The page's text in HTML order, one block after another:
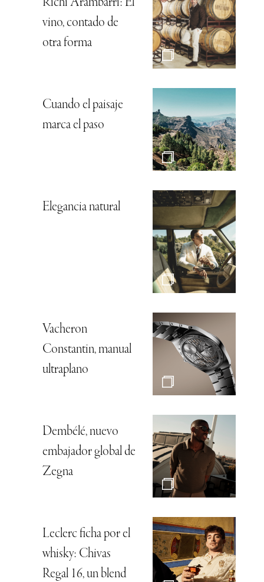
vino, contado de
otra forma
Cuando el paisaje
marca el paso
Elegancia natural
Vacheron
Constantin, manual
ultraplano
Dembélé, nuevo
embajador global de
Zegna
Leclerc ficha por el
whisky: Chivas
Regal 16, un blend